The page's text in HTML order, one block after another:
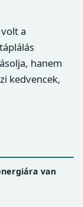
a
hanem
kedvencek,
van